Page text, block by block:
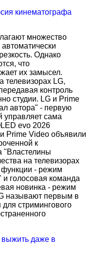
кинематографа
множество
Однако
что
их замысел.
LG,
контроль
студии. LG и Prime
автора" - первую
управляет сама
evo 2026
Prime Video объявили
к
"Властелины
на телевизорах
- режим
голосовая команда
новинка - режим
называют первым в
стримингового
выжить даже в